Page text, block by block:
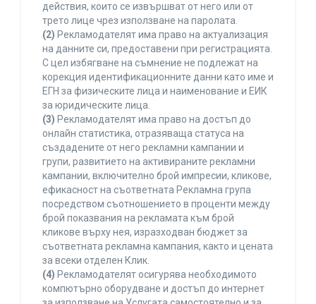
действия, които се извършват от него или от
трето лице чрез използване на паролата.
(2) Рекламодателят има право на актуализация
на данните си, предоставени при регистрацията.
С цел избягване на съмнение не подлежат на
корекция идентификационните данни като име и
ЕГН за физическите лица и наименование и ЕИК
за юридическите лица.
(3) Рекламодателят има право на достъп до
онлайн статистика, отразяваща статуса на
създадените от него рекламни кампании и
групи, развитието на активираните рекламни
кампании, включително брой импресии, кликове,
ефикасност на съответната Рекламна група
посредством съотношението в проценти между
брой показвания на рекламата към брой
кликове върху нея, изразходван бюджет за
съответната рекламна кампания, както и цената
за всеки отделен Клик.
(4) Рекламодателят осигурява необходимото
компютърно оборудване и достъп до интернет